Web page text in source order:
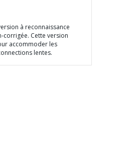
à reconnaissance
corrigée. Cette version
accommoder les
lentes.